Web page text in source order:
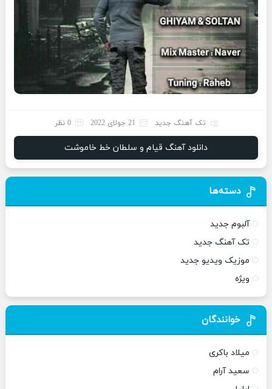
تک آهنگ جدید 21 جولای 2022 0 نظر
دانلود آهنگ قیام و سلطان خط خاموشت
دسته‌ها
آلبوم جدید
تک آهنگ جدید
موزیک ویدیو جدید
ویژه
خوانندگان
میلاد باکری
سعید آرام